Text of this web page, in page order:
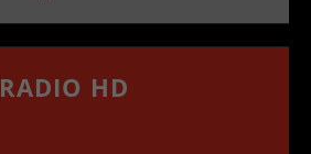
RADIO HD